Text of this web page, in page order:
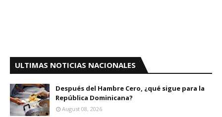
ULTIMAS NOTICIAS NACIONALES
Después del Hambre Cero, ¿qué sigue para la
República Dominicana?
August 08, 2026